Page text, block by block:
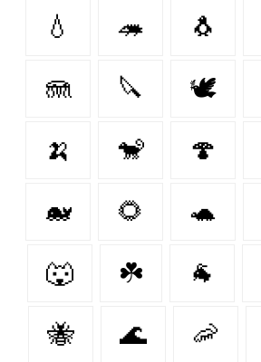
💧 🦔 🐧
🪼 🔪 🕊️
🍌 🐒 🍄
🐋 🌻 🐢
🐺 ☘️ 🐐
🐝 🌊 🦐